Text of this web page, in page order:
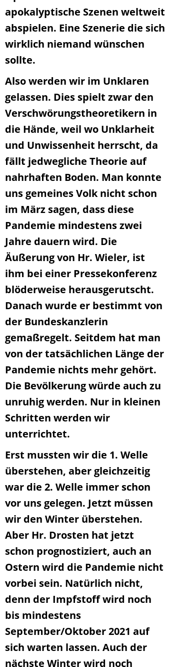
apokalyptische Szenen weltweit
abspielen. Eine Szenerie die sich
wirklich niemand wünschen
sollte.
Also werden wir im Unklaren
gelassen. Dies spielt zwar den
Verschwörungstheoretikern in
die Hände, weil wo Unklarheit
und Unwissenheit herrscht, da
fällt jedwegliche Theorie auf
nahrhaften Boden. Man konnte
uns gemeines Volk nicht schon
im März sagen, dass diese
Pandemie mindestens zwei
Jahre dauern wird. Die
Äußerung von Hr. Wieler, ist
ihm bei einer Pressekonferenz
blöderweise herausgerutscht.
Danach wurde er bestimmt von
der Bundeskanzlerin
gemaßregelt. Seitdem hat man
von der tatsächlichen Länge der
Pandemie nichts mehr gehört.
Die Bevölkerung würde auch zu
unruhig werden. Nur in kleinen
Schritten werden wir
unterrichtet.
Erst mussten wir die 1. Welle
überstehen, aber gleichzeitig
war die 2. Welle immer schon
vor uns gelegen. Jetzt müssen
wir den Winter überstehen.
Aber Hr. Drosten hat jetzt
schon prognostiziert, auch an
Ostern wird die Pandemie nicht
vorbei sein. Natürlich nicht,
denn der Impfstoff wird noch
bis mindestens
September/Oktober 2021 auf
sich warten lassen. Auch der
nächste Winter wird noch